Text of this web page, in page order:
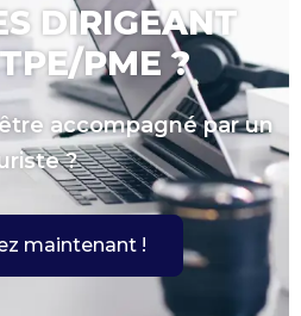
DIRIGEANT
PME ?
accompagné par un
?
maintenant !